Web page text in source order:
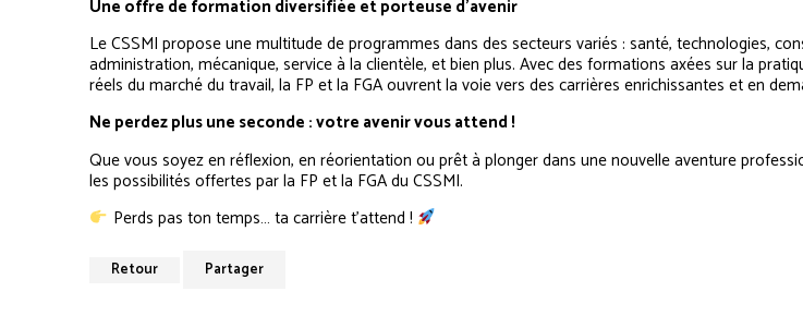
Une offre de formation diversifiée et porteuse d’avenir
Le CSSMI propose une multitude de programmes dans des secteurs variés : santé, technologies,
administration, mécanique, service à la clientèle, et bien plus. Avec des formations axées sur la
réels du marché du travail, la FP et la FGA ouvrent la voie vers des carrières enrichissantes et en
Ne perdez plus une seconde : votre avenir vous attend !
Que vous soyez en réflexion, en réorientation ou prêt à plonger dans une nouvelle aventure
les possibilités offertes par la FP et la FGA du CSSMI.
Perds pas ton temps… ta carrière t’attend !
Retour Partager